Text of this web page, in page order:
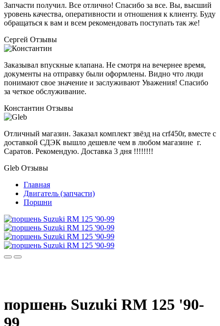
Запчасти получил. Все отлично! Спасибо за все. Вы, высший
уровень качества, оперативности и отношения к клиенту. Буду
обращаться к вам и всем рекомендовать поступать так же!
Сергей Отзывы
Заказывал впускные клапана. Не смотря на вечернее время,
документы на отправку были оформлены. Видно что люди
понимают свое значение и заслуживают Уважения! Спасибо
за четкое обслуживание.
Константин Отзывы
Отличный магазин. Заказал комплект звёзд на crf450r, вместе с
доставкой СДЭК вышло дешевле чем в любом магазине г.
Саратов. Рекомендую. Доставка 3 дня !!!!!!!!
Gleb Отзывы
Главная
Двигатель (запчасти)
Поршни
поршень Suzuki RM 125 '90-